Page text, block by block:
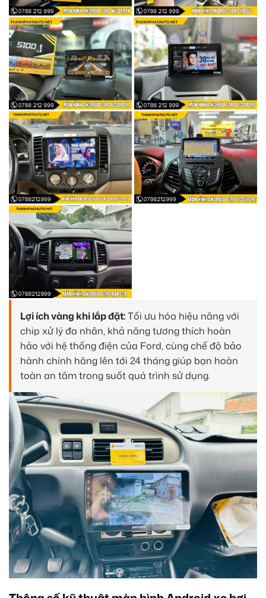
Lợi ích vàng khi lắp đặt:Tối ưu hóa hiệu năng với
chip xử lý đa nhân, khả năng tương thích hoàn
hảo với hệ thống điện của Ford, cùng chế độ bảo
hành chính hãng lên tới 24 tháng giúp bạn hoàn
toàn an tâm trong suốt quá trình sử dụng.